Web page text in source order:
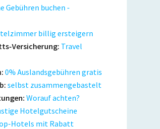
Gebühren buchen -
billig ersteigern
Versicherung: Travel
0% Auslandsgebühren gratis
selbst zusammengebastelt
Worauf achten?
Hotelgutscheine
Hotels mit Rabatt